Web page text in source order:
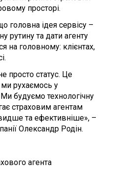
просторі.
головна ідея сервісу –
рутину та дати агенту
на головному: клієнтах,
просто статус. Це
рухаємось у
будуємо технологічну
страховим агентам
та ефективніше», –
Олександр Родін.
агента